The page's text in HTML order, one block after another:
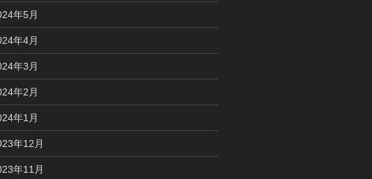
年5月
年4月
年3月
年2月
年1月
年12月
年11月